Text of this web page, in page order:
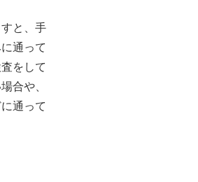
と、手
通って
をして
合や、
通って